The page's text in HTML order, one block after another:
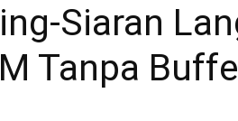
Siaran
Tanpa